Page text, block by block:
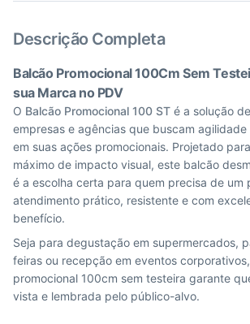
Descrição Completa
Balcão Promocional 100Cm Sem
sua Marca no PDV
O Balcão Promocional 100 ST é a solução
empresas e agências que buscam agilidade
em suas ações promocionais. Projetado
máximo de impacto visual, este balcão
é a escolha certa para quem precisa de um
atendimento prático, resistente e com
benefício.
Seja para degustação em supermercados,
feiras ou recepção em eventos
promocional 100cm sem testeira garante
vista e lembrada pelo público-alvo.